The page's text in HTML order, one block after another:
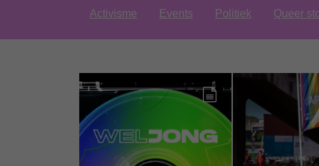
Activisme Events Politiek Queer